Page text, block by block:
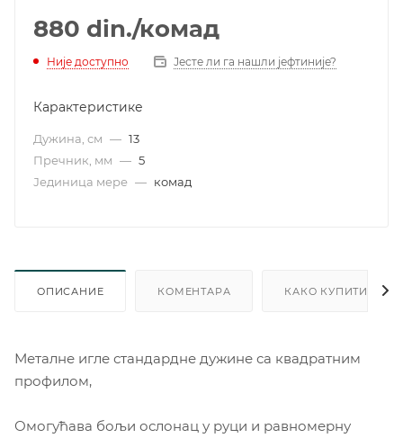
880 din./комад
Није доступно Јесте ли га нашли јефтиније?
Карактеристике
Дужина, см — 13
Пречник, мм — 5
Јединица мере — комад
ОПИСАНИЕ КОМЕНТАРА КАКО КУПИТИ
Металне игле стандардне дужине са квадратним
профилом,
Омогућава бољи ослонац у руци и равномерну